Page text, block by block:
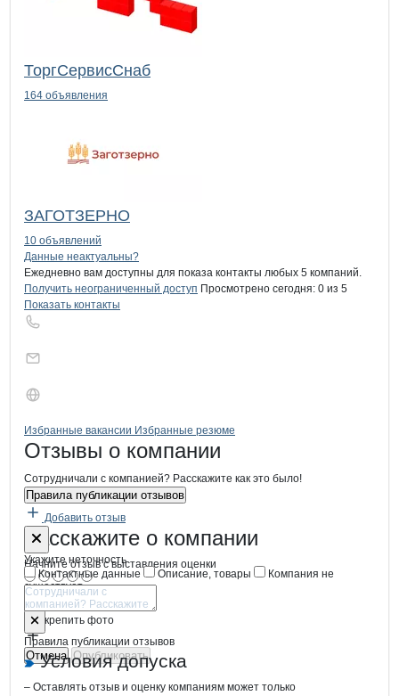
ТоргСервисСнаб
164 объявления
ЗАГОТЗЕРНО
10 объявлений
Контактыкомпании
+7(800)000-00-..
Данные неактуальны?
Ежедневно вам доступны для показа контакты любых 5 компаний.
Получить неограниченный доступ Просмотрено сегодня: 0 из 5
Показать контакты
Брендыкомпани Перспектива
Вакансии вПерспектива
Избранные вакансии Избранные резюме
Новости oПерспектива, ООО
Отзывы о компании
Сотрудничали с компанией? Расскажите как это было!
Правила публикации отзывов
Добавить отзыв
Расскажите о компании
Начните отзыв с выставления оценки
Прикрепить фото
Отмена Опубликовать
Форма обратной связи о
Укажите неточность
Контактные данные
Описание, товары
Компания не
существует
Отмена Опубликовать
Правила публикации отзывов
Условия допуска
– Оставлять отзыв и оценку компаниям может только